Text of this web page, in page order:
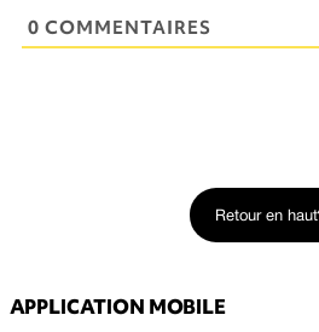
0 COMMENTAIRES
Retour en haut
APPLICATION MOBILE